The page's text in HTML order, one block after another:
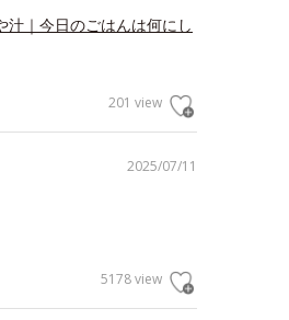
｜今日のごはんは何にし
201 view
2025/07/11
5178 view